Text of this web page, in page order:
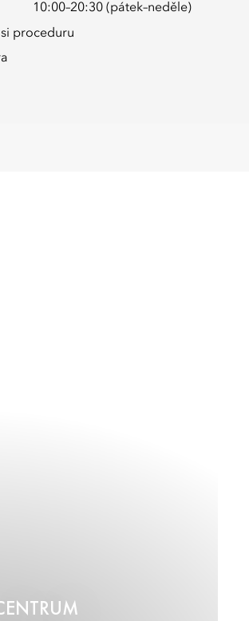
10:00–20:30 (pátek–neděle)
proceduru